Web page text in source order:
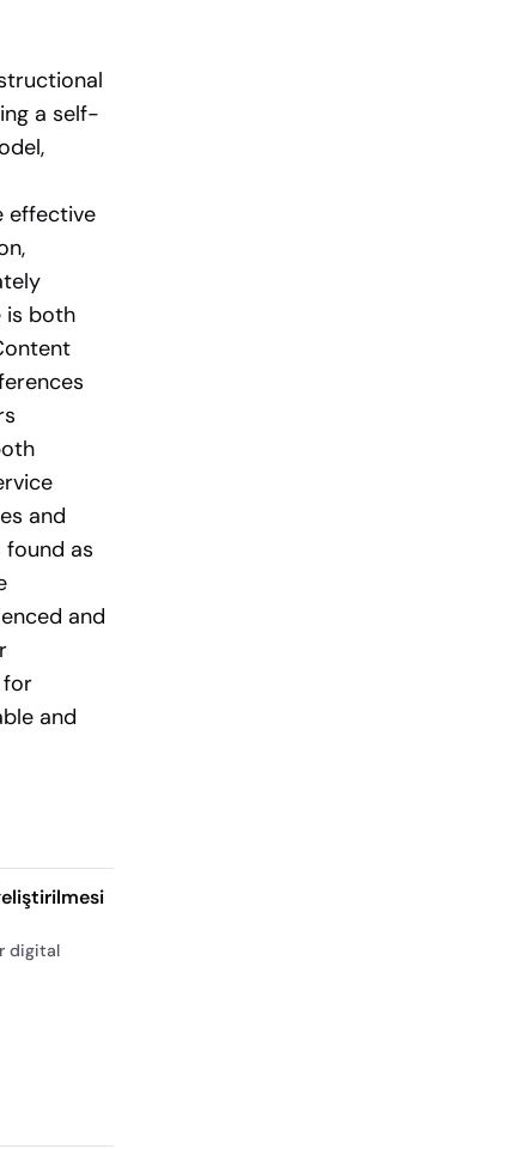
a self-
effective
is both
and
found as
and
for
and
digital